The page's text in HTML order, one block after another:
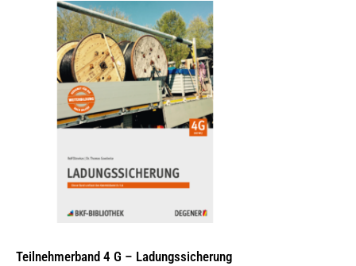
Teilnehmerband 4 G – Ladungssicherung